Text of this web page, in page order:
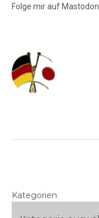
Folge mir auf Mastodon
Kategorien